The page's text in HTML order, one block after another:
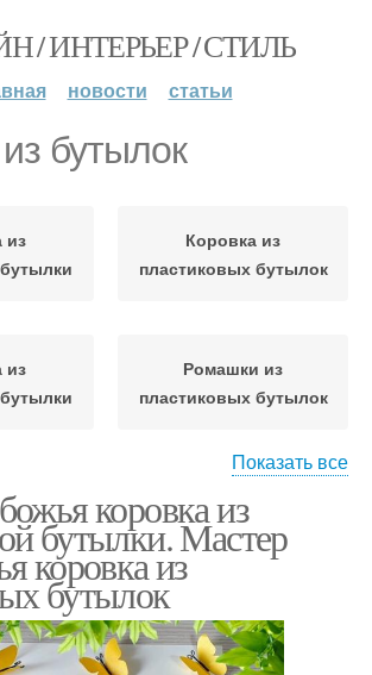
/ ИНТЕРЬЕР / СТИЛЬ
новости статьи
бутылок
из
Коровка из
пластиковых бутылок
из
Ромашки из
пластиковых бутылок
бутылки
Коровка из бутылки
Показать все
коровка из
бутылки. Мастер
коровка из
бутылок